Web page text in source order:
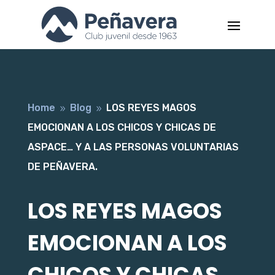
Home 9 Blog 9 LOS REYES MAGOS
EMOCIONAN A LOS CHICOS Y CHICAS DE
ASPACE… Y A LAS PERSONAS VOLUNTARIAS
DE PEÑAVERA.
LOS REYES MAGOS
EMOCIONAN A LOS